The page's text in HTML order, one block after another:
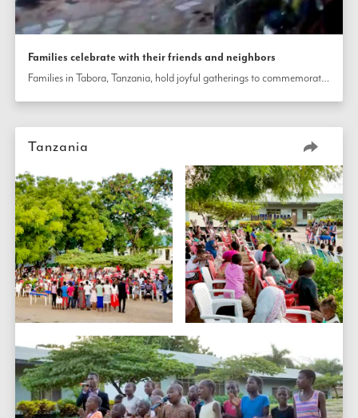
Families celebrate with their friends and neighbors
Families in Tabora, Tanzania, hold joyful gatherings to commemorate the bicentenary in the intimate settings of their homes, inviting along their friends and neighbors. Prayers and artistic presentations were shared at these events, including songs that illustrate the significance of the day and highlight some of the Writings of the Faith.
Tanzania